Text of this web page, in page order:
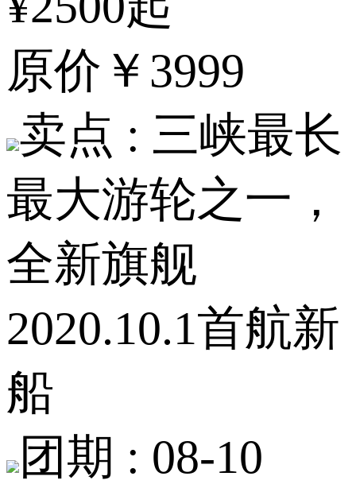
原价 ￥3999
卖点 : 三峡最长
最大游轮之一，
全新旗舰
2020.10.1首航新
船
团期 : 08-10